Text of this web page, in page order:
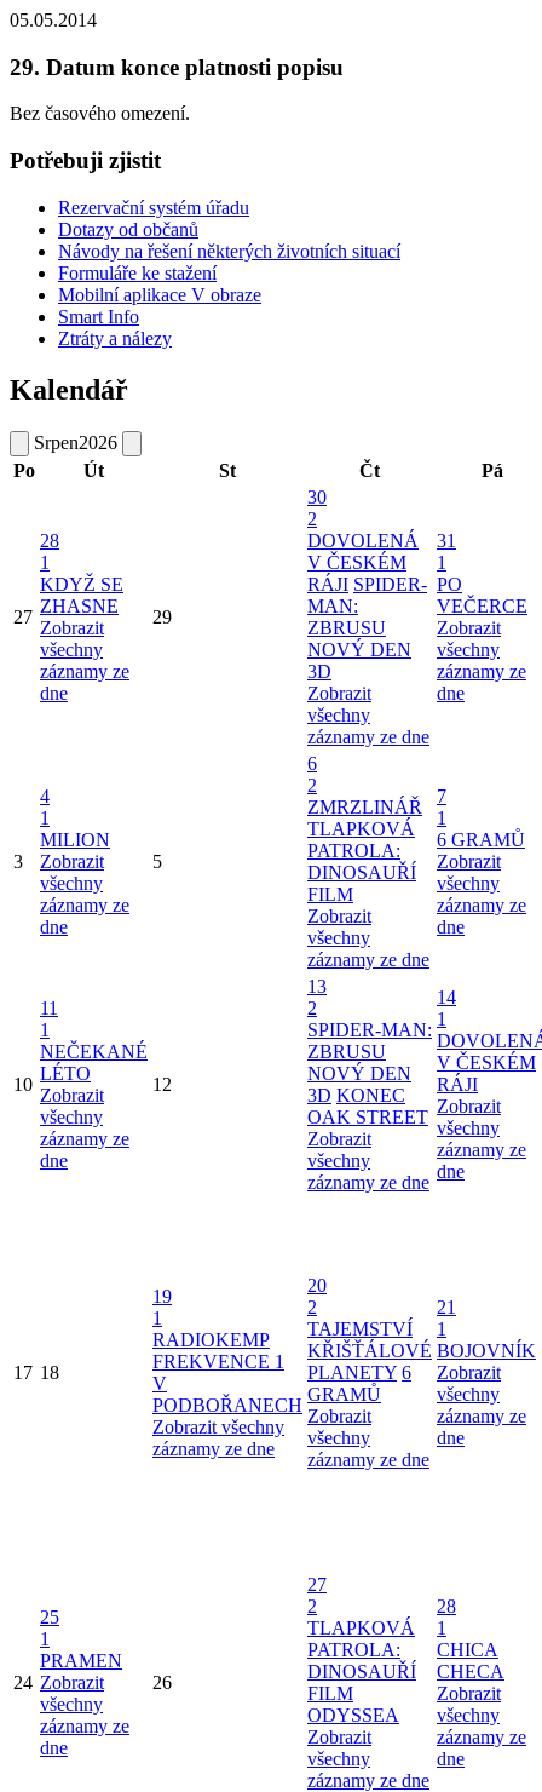
05.05.2014
29. Datum konce platnosti popisu
Bez časového omezení.
Potřebuji zjistit
Rezervační systém úřadu
Dotazy od občanů
Návody na řešení některých životních situací
Formuláře ke stažení
Mobilní aplikace V obraze
Smart Info
Ztráty a nálezy
Kalendář
Srpen2026
Po
Út St Čt Pá
27
28
1
KDYŽ SE
ZHASNE
Zobrazit
všechny
záznamy ze
dne
29
30
2
DOVOLENÁ
V ČESKÉM
RÁJI SPIDER-
MAN:
ZBRUSU
NOVÝ DEN
3D
Zobrazit
všechny
záznamy ze dne
31
1
PO
VEČERCE
Zobrazit
všechny
záznamy ze
dne
3
4
1
MILION
Zobrazit
všechny
záznamy ze
dne
5
6
2
ZMRZLINÁŘ
TLAPKOVÁ
PATROLA:
DINOSAUŘÍ
FILM
Zobrazit
všechny
záznamy ze dne
7
1
6 GRAMŮ
Zobrazit
všechny
záznamy ze
dne
10
11
1
NEČEKANÉ
LÉTO
Zobrazit
všechny
záznamy ze
dne
12
13
2
SPIDER-MAN:
ZBRUSU
NOVÝ DEN
3D KONEC
OAK STREET
Zobrazit
všechny
záznamy ze dne
14
1
V ČESKÉM
RÁJI
Zobrazit
všechny
záznamy ze
dne
17 18
19
1
RADIOKEMP
FREKVENCE 1
V
PODBOŘANECH
Zobrazit všechny
záznamy ze dne
20
2
TAJEMSTVÍ
KŘIŠŤÁLOVÉ
PLANETY 6
GRAMŮ
Zobrazit
všechny
záznamy ze dne
21
1
BOJOVNÍK
Zobrazit
všechny
záznamy ze
dne
24
25
1
PRAMEN
Zobrazit
všechny
záznamy ze
dne
26
27
2
TLAPKOVÁ
PATROLA:
DINOSAUŘÍ
FILM
ODYSSEA
Zobrazit
všechny
záznamy ze dne
28
1
CHICA
CHECA
Zobrazit
všechny
záznamy ze
dne